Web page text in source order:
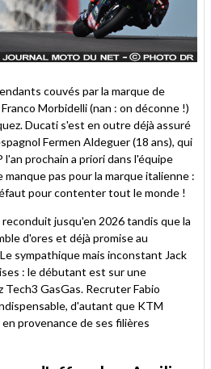
couvés par la marque de
Morbidelli (nan : on déconne !)
Ducati s'est en outre déjà assuré
Fermen Aldeguer (18 ans), qui
prochain a priori dans l'équipe
manque pas pour la marque italienne :
pour contenter tout le monde !
jusqu'en 2026 tandis que la
d'ores et déjà promise au
sympathique mais inconstant Jack
: le débutant est sur une
GasGas. Recruter Fabio
d'autant que KTM
provenance de ses filières